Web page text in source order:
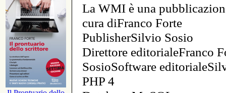
La WMI è una
cura diFranco Forte
PublisherSilvio Sosio
Direttore editorialeFranco
SosioSoftware
PHP 4